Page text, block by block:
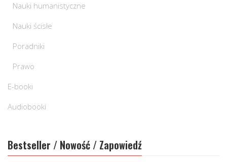
Nauki humanistyczne
Nauki ścisłe
Poradniki
Prawo
E-booki
Audiobooki
Bestseller / Nowość / Zapowiedź